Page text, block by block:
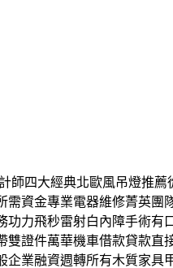
師四大經典北歐風吊燈推
資金專業電器維修菁英團
力飛秒雷射白內障手術有
證件萬華機車借款貸款直
業融資週轉所有木質家具